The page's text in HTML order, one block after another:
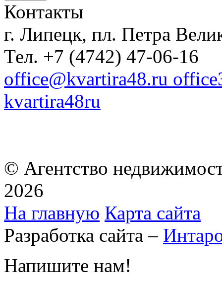
Контакты
г. Липецк, пл. Петра
Тел. +7 (4742) 47-06-16
office@kvartira48.ru
kvartira48ru
© Агентство
2026
На главную Карта сайта
Разработка сайта –
Напишите нам!